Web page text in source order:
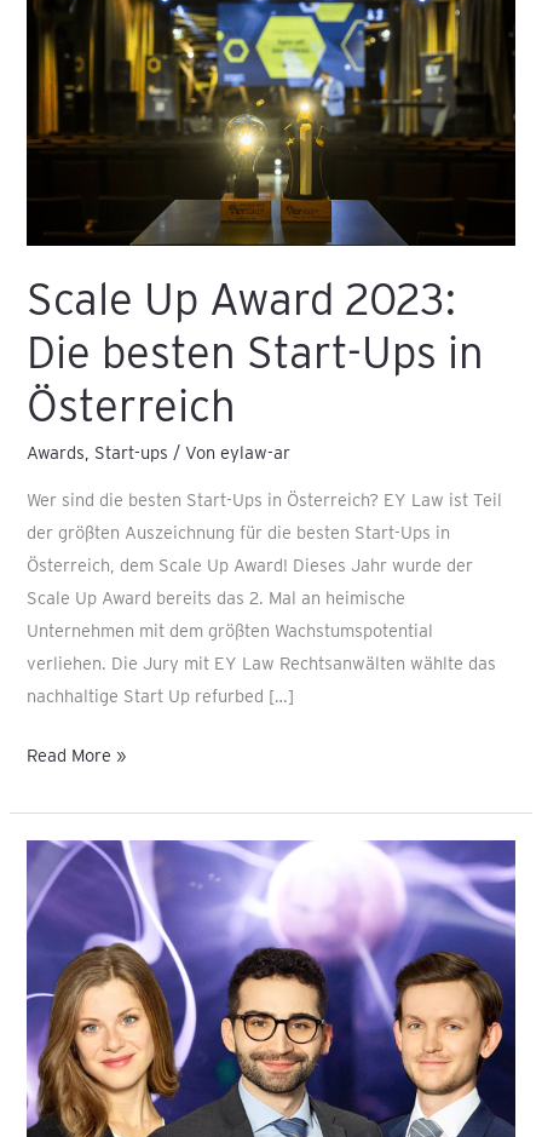
Scale Up Award 2023:
Die besten Start-Ups in
Österreich
Awards, Start-ups / Voneylaw-ar
Wer sind die besten Start-Ups in Österreich? EY Law ist Teil
der größten Auszeichnung für die besten Start-Ups in
Österreich, dem Scale Up Award! Dieses Jahr wurde der
Scale Up Award bereits das 2. Mal an heimische
Unternehmen mit dem größten Wachstumspotential
verliehen. Die Jury mit EY Law Rechtsanwälten wählte das
nachhaltige Start Up refurbed […]
2023:
Die
besten
Start-
in
Österreich
Read More »
AI
Act
der
Was
Start-
Ups
rechtlich
wissen